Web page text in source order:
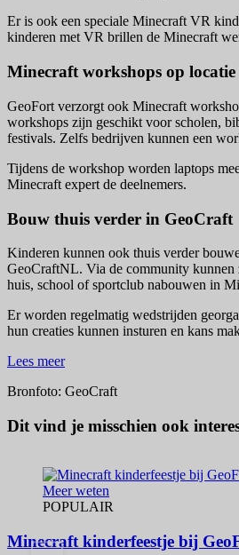
Er is ook een speciale Minecraft VR
kinderen met VR brillen de Minecraft
Minecraft workshops op locatie
GeoFort verzorgt ook Minecraft
workshops zijn geschikt voor scholen,
festivals. Zelfs bedrijven kunnen een
Tijdens de workshop worden laptops
Minecraft expert de deelnemers.
Bouw thuis verder in GeoCraft
Kinderen kunnen ook thuis verder
GeoCraftNL. Via de community kunnen
huis, school of sportclub nabouwen in
Er worden regelmatig wedstrijden
hun creaties kunnen insturen en kans
Lees meer
Bronfoto: GeoCraft
Dit vind je misschien ook
Meer weten
POPULAIR
Minecraft kinderfeestje bij